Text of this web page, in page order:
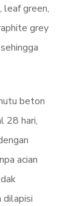
leaf green,
grey
beton
28 hari,
acian
dilapisi